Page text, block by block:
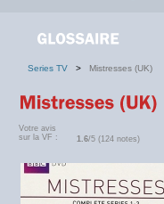
Series TV > Mistresses (UK)
Votre avis
sur la VF :
1.6/5 (124 notes)